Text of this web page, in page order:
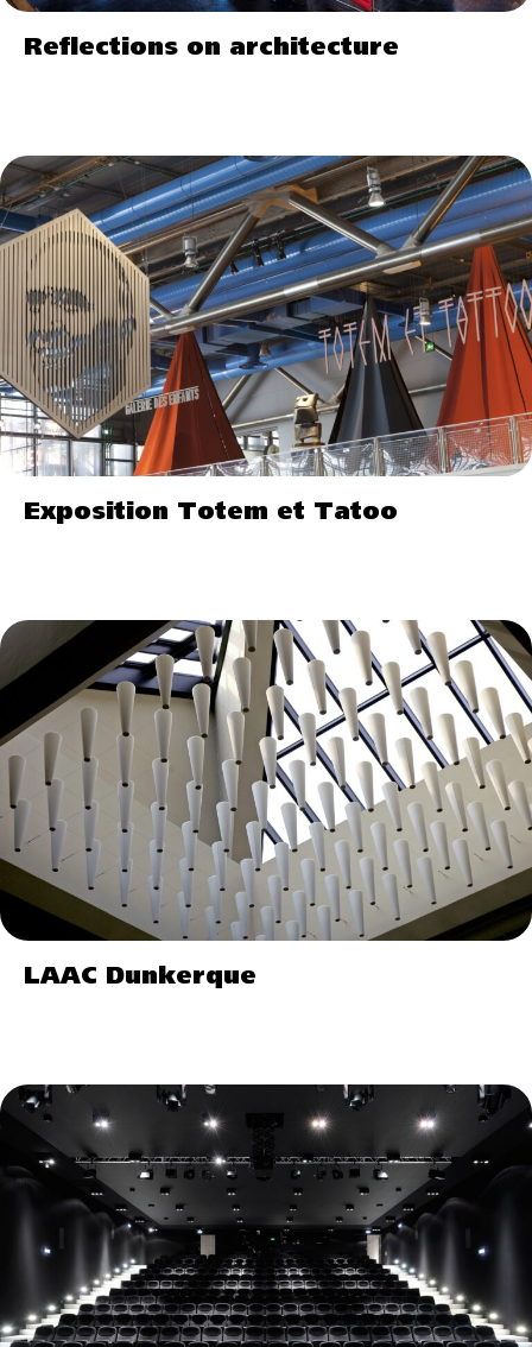
Reflections on architecture
Exposition Totem et Tatoo
LAAC Dunkerque